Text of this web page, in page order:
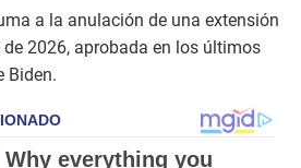
a la anulación de una extensión
2026, aprobada en los últimos
Biden.